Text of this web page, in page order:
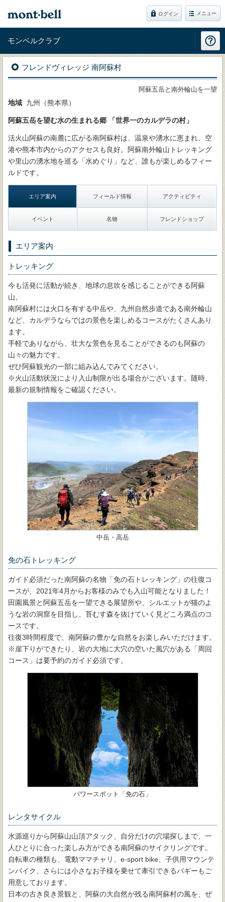
ログイン メニュー
モンベルクラブ
フレンドヴィレッジ 南阿蘇村
阿蘇五岳と南外輪山を一望
地域 九州（熊本県）
阿蘇五岳を望む水の生まれる郷 「世界一のカルデラの村」
活火山阿蘇の南麓に広がる南阿蘇村は、温泉や湧水に恵まれ、空
港や熊本市内からのアクセスも良好。阿蘇南外輪山トレッキング
や里山の湧水地を巡る「水めぐり」など、誰もが楽しめるフィー
ルドです。
エリア案内 フィールド情報 アクティビティ
イベント 名物 フレンドショップ
エリア案内
トレッキング
今も活発に活動が続き、地球の息吹を感じることができる阿蘇
山。
南阿蘇村には火口を有する中岳や、九州自然歩道である南外輪山
など、カルデラならではの景色を楽しめるコースがたくさんあり
ます。
手軽でありながら、壮大な景色を見ることができるのも阿蘇の
山々の魅力です。
ぜひ阿蘇観光の一部に組み込んでみてください。
※火山活動状況により入山制限が出る場合がございます。随時、
最新の規制情報をご確認ください。
中岳・高岳
免の石トレッキング
ガイド必須だった南阿蘇の名物「免の石トレッキング」の往復コ
ースが、2021年4月からお客様のみでも入山可能となりました！
田園風景と阿蘇五岳を一望できる展望所や、シルエットが猫のよ
うな岩の洞窟を目指し、苔むす森を抜けていく見どころ満点のコ
ースです。
往復3時間程度で、南阿蘇の豊かな自然をお楽しみいただけます。
※崖下りができたり、岩の大地に大穴の空いた風穴がある「周回
コース」は要予約のガイド必須です。
パワースポット「免の石」
レンタサイクル
水源巡りから阿蘇山山頂アタック、自分だけの穴場探しまで、一
人ひとりに合った楽しみ方ができる南阿蘇のサイクリングです。
自転車の種類も、電動ママチャリ、e-sport bike、子供用マウンテ
ンバイク、さらには小さなお子様を乗せて牽引できるバギーもご
用意しております。
日本の古き良き景観と、阿蘇の大自然が残る南阿蘇村の風を、ぜ